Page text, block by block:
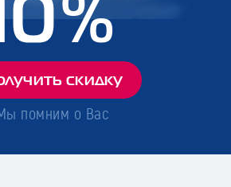
помним о Вас
скидку